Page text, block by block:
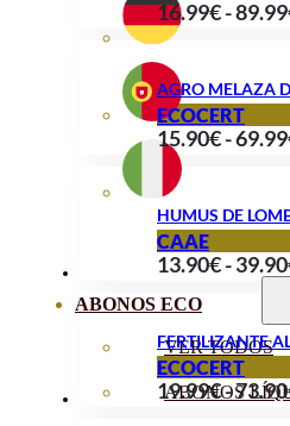
ABONOS ECO
VER TODOS
ABONOS
16.99€-89.99
AGRO MELAZA
15.90€-69.99
ECOCERT
HUMUS DE
13.90€-39.90
CAAE
FERTILIZANTE
19.99€-73.90
ECOCERT